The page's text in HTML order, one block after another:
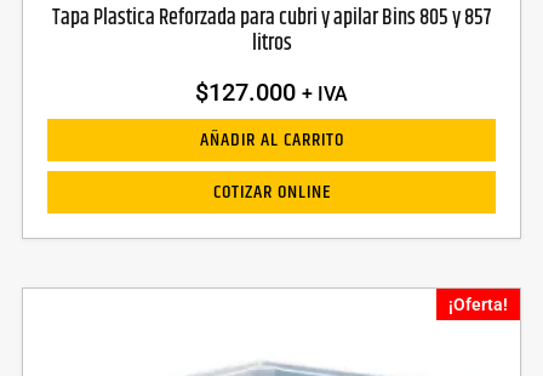
Tapa Plastica Reforzada para cubri y apilar Bins 805 y 857
litros
$127.000 + IVA
AÑADIR AL CARRITO
COTIZAR ONLINE
¡Oferta!